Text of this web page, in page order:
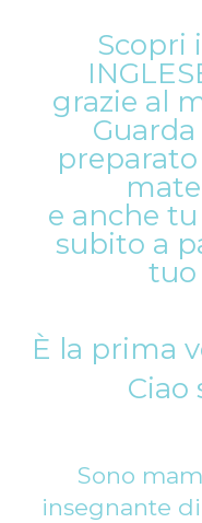
Scopri
grazie al
e anche
subito a
tuo
È la prima
Ciao
Sono
insegnante